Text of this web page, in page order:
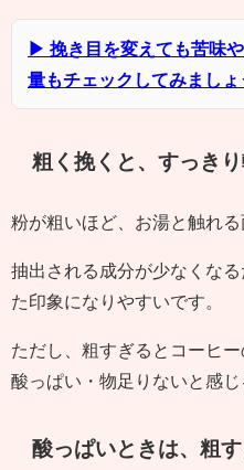
▶ 挽き目を変えても苦味
量もチェックしてみましょ
粗く挽くと、すっき
粉が粗いほど、お湯と触れる
抽出される成分が少なくな
た印象になりやすいです。
ただし、粗すぎるとコーヒ
酸っぱい・物足りないと感じ
酸っぱいときは、粗